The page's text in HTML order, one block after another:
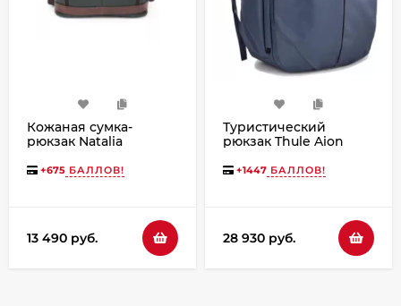
Кожаная сумка-
рюкзак Natalia
зеленая/коричневая
+675 БАЛЛОВ!
13 490 руб.
Туристический
рюкзак Thule Aion
3205017 Dark Slate
+1447 БАЛЛОВ!
28 930 руб.